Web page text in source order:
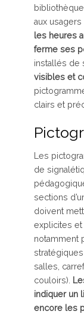
aux usagers
les heures
ferme ses
installés de
visibles et
clairs et
Les
de
sections
doivent
explicites et
notamment
salles,
couloirs).
indiquer un
encore les